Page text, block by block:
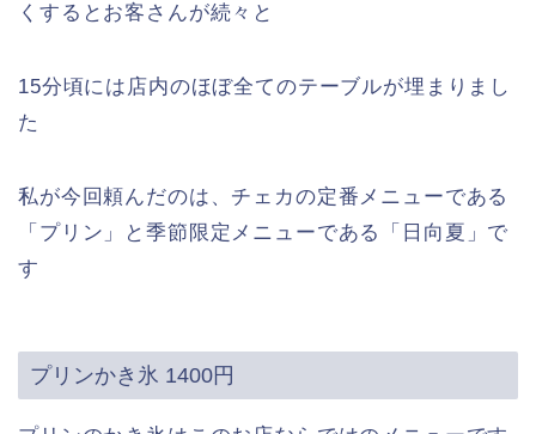
くするとお客さんが続々と
15分頃には店内のほぼ全てのテーブルが埋まりまし
た
私が今回頼んだのは、チェカの定番メニューである
「プリン」と季節限定メニューである「日向夏」で
す
プリンかき氷 1400円